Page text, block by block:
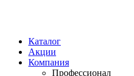
Каталог
Акции
Компания
Профессионал